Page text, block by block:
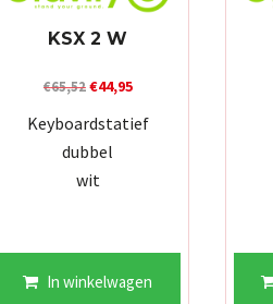
KSX 2 W
€65,52Oorspronkelijke
prijs
was:
€65,52.
€44,95Huidige
prijs
Keyboardstatief
dubbel
wit
In winkelwagen